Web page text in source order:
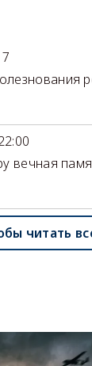
вечная
читать